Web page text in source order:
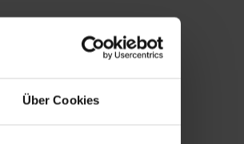
Über Cookies